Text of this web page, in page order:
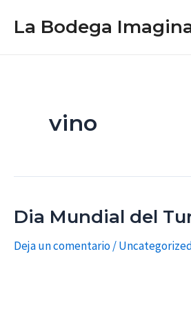
La Bodega
vino
Dia Mundial del
Deja un comentario/